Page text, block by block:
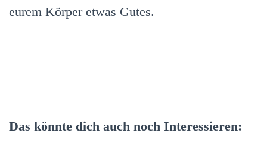
eurem Körper etwas Gutes.
Das könnte dich auch noch Interessieren: